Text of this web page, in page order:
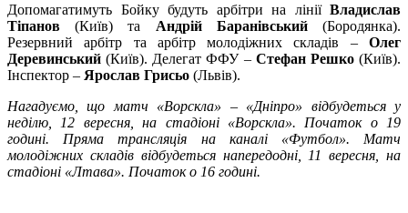
Допомагатимуть Бойку будуть арбітри на лінії Владислав
Тіпанов (Київ) та Андрій Баранівський(Бородянка).
Резервний арбітр та арбітр молодіжних складів – Олег
Деревинський (Київ). Делегат ФФУ –Стефан Решко(Київ).
Інспектор – Ярослав Грисьо (Львів).
Нагадуємо, що матч «Ворскла» – «Дніпро» відбудеться у
неділю, 12 вересня, на стадіоні «Ворскла». Початок о 19
годині. Пряма трансляція на каналі «Футбол». Матч
молодіжних складів відбудеться напередодні, 11 вересня, на
стадіоні «Лтава». Початок о 16 годині.